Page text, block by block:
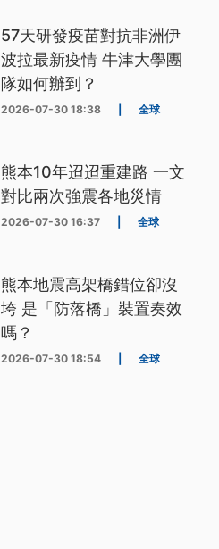
57天研發疫苗對抗非洲伊
波拉最新疫情 牛津大學團
隊如何辦到？
2026-07-30 18:38 全球
熊本10年迢迢重建路 一文
對比兩次強震各地災情
2026-07-30 16:37 全球
熊本地震高架橋錯位卻沒
垮 是「防落橋」裝置奏效
嗎？
2026-07-30 18:54 全球